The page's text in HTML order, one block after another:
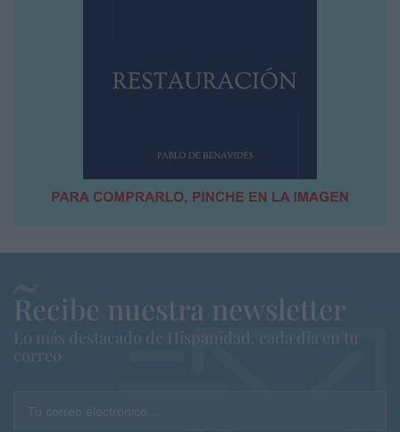
Recibe nuestra newsletter
Lo más destacado de Hispanidad, cada dia en tu
correo
Tu correo electrónico...